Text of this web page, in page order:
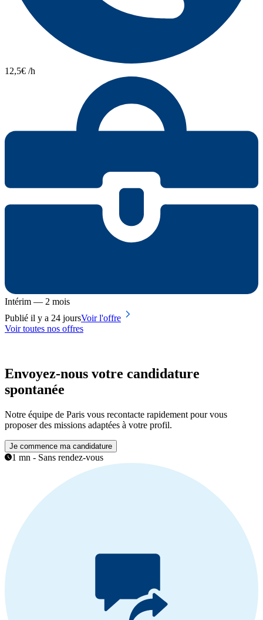
12,5€ /h
Intérim — 2 mois
Publié il y a 24 joursVoir l'offre
Voir toutes nos offres
Envoyez-nous votre candidature
spontanée
Notre équipe de Paris vous recontacte rapidement pour vous
proposer des missions adaptées à votre profil.
Je commence ma candidature
1 mn - Sans rendez-vous